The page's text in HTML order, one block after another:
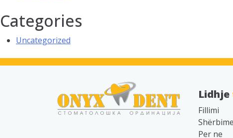
Categories
Uncategorized
Lidhje
Fillimi
Per ne